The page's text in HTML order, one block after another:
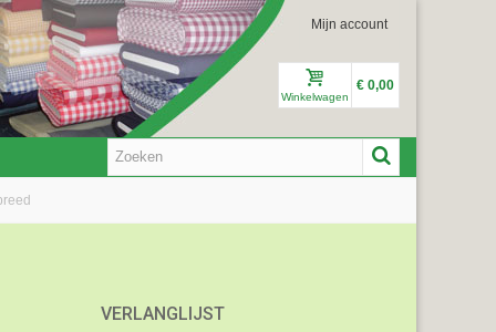
Mijn account
Winkelwagen
€ 0,00
VERLANGLIJST